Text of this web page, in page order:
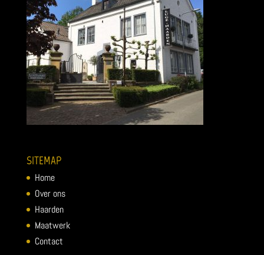
SITEMAP
Home
Over ons
Haarden
Maatwerk
Contact